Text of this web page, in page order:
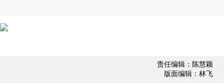
责任编辑：陈慧颖
版面编辑：林飞